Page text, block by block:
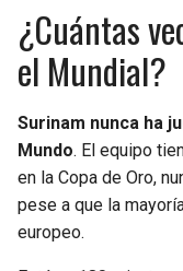
¿Cuántas
el Mundial?
Surinam nunca ha
Mundo. El equipo
en la Copa de Oro,
pese a que la
europeo.